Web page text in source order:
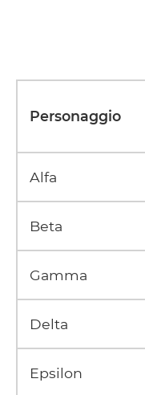
Personaggio
Alfa
Beta
Gamma
Delta
Epsilon